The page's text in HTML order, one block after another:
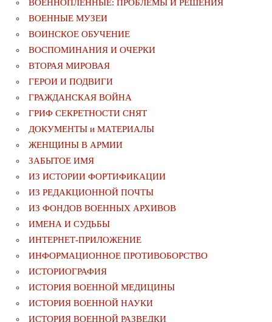
ВОЕННОПЛЕННЫЕ: ПРОБЛЕМЫ И РЕШЕНИЯ
ВОЕННЫЕ МУЗЕИ
ВОИНСКОЕ ОБУЧЕНИЕ
ВОСПОМИНАНИЯ И ОЧЕРКИ
ВТОРАЯ МИРОВАЯ
ГЕРОИ И ПОДВИГИ
ГРАЖДАНСКАЯ ВОЙНА
ГРИФ СЕКРЕТНОСТИ СНЯТ
ДОКУМЕНТЫ и МАТЕРИАЛЫ
ЖЕНЩИНЫ В АРМИИ
ЗАБЫТОЕ ИМЯ
ИЗ ИСТОРИИ ФОРТИФИКАЦИИ
ИЗ РЕДАКЦИОННОЙ ПОЧТЫ
ИЗ ФОНДОВ ВОЕННЫХ АРХИВОВ
ИМЕНА И СУДЬБЫ
ИНТЕРНЕТ-ПРИЛОЖЕНИЕ
ИНФОРМАЦИОННОЕ ПРОТИВОБОРСТВО
ИСТОРИОГРАФИЯ
ИСТОРИЯ ВОЕННОЙ МЕДИЦИНЫ
ИСТОРИЯ ВОЕННОЙ НАУКИ
ИСТОРИЯ ВОЕННОЙ РАЗВЕДКИ